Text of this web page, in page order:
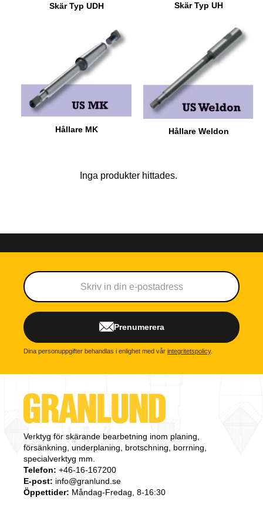
Skär Typ UDH Skär Typ UH
Hållare MK Hållare Weldon
Inga produkter hittades.
Prenumerera
Dina personuppgifter behandlas i enlighet med vår integritetspolicy.
Verktyg för skärande bearbetning inom planing,
försänkning, underplaning, brotschning, borrning,
specialverktyg mm.
Telefon: +46-16-167200
E-post: info@granlund.se
Öppettider: Måndag-Fredag, 8-16:30